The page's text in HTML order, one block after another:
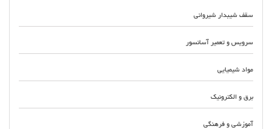
سقف شیبدار شیروانی
سرویس و تعمیر آسانسور
مواد شیمیایی
برق و الکترونیک
آموزشی و فرهنگی